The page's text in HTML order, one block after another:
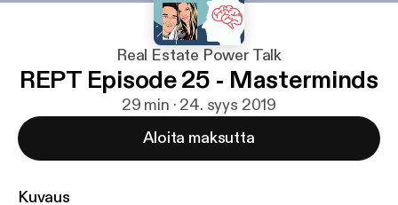
Real Estate Power Talk
REPT Episode 25 - Masterminds
29 min · 24. syys 2019
Aloita maksutta
Kuvaus